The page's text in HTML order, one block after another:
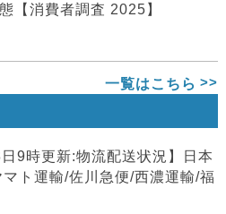
【消費者調査 2025】
一覧はこちら
日9時更新:物流配送状況】日本
マト運輸/佐川急便/西濃運輸/福